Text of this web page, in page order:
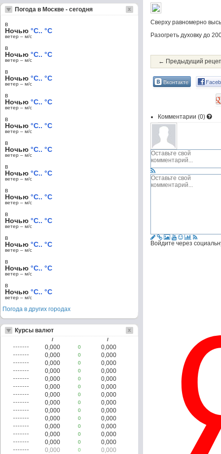
Сверху равномерно
Разогреть духовку до
← Предыдущий
Вконтакте
Комментарии (0)
Войдите через
Погода в Москве - сегодня
в
Ночью °C.. °C
ветер – м/c
в
Ночью °C.. °C
ветер – м/c
в
Ночью °C.. °C
ветер – м/c
в
Ночью °C.. °C
ветер – м/c
в
Ночью °C.. °C
ветер – м/c
в
Ночью °C.. °C
ветер – м/c
в
Ночью °C.. °C
ветер – м/c
в
Ночью °C.. °C
ветер – м/c
в
Ночью °C.. °C
ветер – м/c
в
Ночью °C.. °C
ветер – м/c
в
Ночью °C.. °C
ветер – м/c
в
Ночью °C.. °C
ветер – м/c
Погода в других городах
Курсы валют
/ /
0,000 0
0,000
0,000
0
0,000
0,000
0
0,000
0,000
0
0,000
0,000
0
0,000
0,000
0
0,000
0,000
0
0,000
0,000
0
0,000
0,000
0
0,000
0,000
0
0,000
0,000
0
0,000
0,000
0
0,000
0,000
0
0,000
0,000
0
0,000